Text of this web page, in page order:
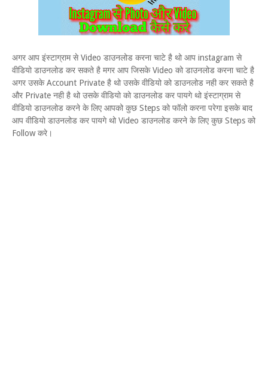
अगर आप इंस्टाग्राम से Video डाउनलोड करना चाटे है थो आप instagram से
वीडियो डाउनलोड कर सकते है मगर आप जिसके Video को डाउनलोड करना चाटे है
अगर उसके Account Private है थो उसके वीडियो को डाउनलोड नही कर सकते है
और Private नही है थो उसके वीडियो को डाउनलोड कर पायगे थो इंस्टाग्राम से
वीडियो डाउनलोड करने के लिए आपको कुछ Steps को फॉलो करना परेगा इसके बाद
आप वीडियो डाउनलोड कर पायगे थो Video डाउनलोड करने के लिए कुछ Steps को
Follow करे।